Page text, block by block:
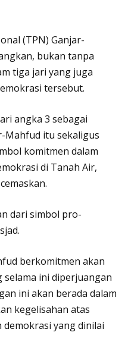
(TPN) Ganjar-
bukan tanpa
tiga jari yang juga
tersebut.
angka 3 sebagai
Mahfud itu sekaligus
komitmen dalam
di Tanah Air,
dari simbol pro-
berkomitmen akan
selama ini diperjuangan
ini akan berada dalam
kegelisahan atas
yang dinilai